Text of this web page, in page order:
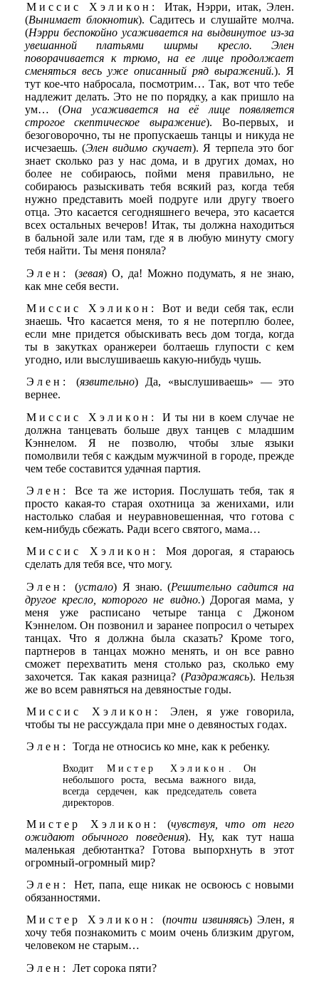
Миссис Хэликон:
Итак, Нэрри, итак, Элен.
(Вынимает блокнотик). Садитесь и слушайте молча.
(Нэрри беспокойно усаживается на выдвинутое из-за
увешанной платьями ширмы кресло. Элен
поворачивается к трюмо, на ее лице продолжает
сменяться весь уже описанный ряд выражений.). Я
тут кое-что набросала, посмотрим… Так, вот что тебе
надлежит делать. Это не по порядку, а как пришло на
ум… (Она усаживается на её лице появляется
строгое скептическое выражение). Во-первых, и
безоговорочно, ты не пропускаешь танцы и никуда не
исчезаешь. (Элен видимо скучает). Я терпела это бог
знает сколько раз у нас дома, и в других домах, но
более не собираюсь, пойми меня правильно, не
собираюсь разыскивать тебя всякий раз, когда тебя
нужно представить моей подруге или другу твоего
отца. Это касается сегодняшнего вечера, это касается
всех остальных вечеров! Итак, ты должна находиться
в бальной зале или там, где я в любую минуту смогу
тебя найти. Ты меня поняла?
Элен:
(зевая) О, да! Можно подумать, я не знаю,
как мне себя вести.
Миссис Хэликон:
Вот и веди себя так, если
знаешь. Что касается меня, то я не потерплю более,
если мне придется обыскивать весь дом тогда, когда
ты в закутках оранжереи болтаешь глупости с кем
угодно, или выслушиваешь какую-нибудь чушь.
Элен:
(язвительно) Да, «выслушиваешь» — это
вернее.
Миссис Хэликон:
И ты ни в коем случае не
должна танцевать больше двух танцев с младшим
Кэннелом. Я не позволю, чтобы злые языки
помолвили тебя с каждым мужчиной в городе, прежде
чем тебе составится удачная партия.
Элен:
Все та же история. Послушать тебя, так я
просто какая-то старая охотница за женихами, или
настолько слабая и неуравновешенная, что готова с
кем-нибудь сбежать. Ради всего святого, мама…
Миссис Хэликон:
Моя дорогая, я стараюсь
сделать для тебя все, что могу.
Элен:
(устало) Я знаю. (Решительно садится на
другое кресло, которого не видно.) Дорогая мама, у
меня уже расписано четыре танца с Джоном
Кэннелом. Он позвонил и заранее попросил о четырех
танцах. Что я должна была сказать? Кроме того,
партнеров в танцах можно менять, и он все равно
сможет перехватить меня столько раз, сколько ему
захочется. Так какая разница? (Раздражаясь). Нельзя
же во всем равняться на девяностые годы.
Миссис Хэликон:
Элен, я уже говорила,
чтобы ты не рассуждала при мне о девяностых годах.
Элен:
Тогда не относись ко мне, как к ребенку.
Входит Мистер Хэликон
. Он
небольшого роста, весьма важного вида,
всегда сердечен, как председатель совета
директоров.
Мистер Хэликон: (чувствуя, что от него
ожидают обычного поведения). Ну, как тут наша
маленькая дебютантка? Готова выпорхнуть в этот
огромный-огромный мир?
Элен:
Нет, папа, еще никак не освоюсь с новыми
обязанностями.
Мистер Хэликон:
(почти извиняясь) Элен, я
хочу тебя познакомить с моим очень близким другом,
человеком не старым…
Элен:
Лет сорока пяти?